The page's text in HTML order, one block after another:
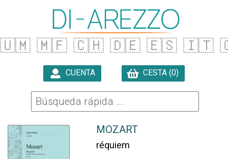
🇺🇲 🇲🇫 🇨🇭 🇩🇪 🇪🇸 🇮🇹
CUENTA CESTA (0)
MOZART
réquiem